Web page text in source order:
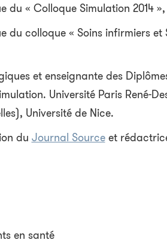
« Colloque Simulation 2014 »,
du colloque « Soins infirmiers et
et enseignante des
Université Paris René-
Université de Nice.
du Journal Sourceet
en santé